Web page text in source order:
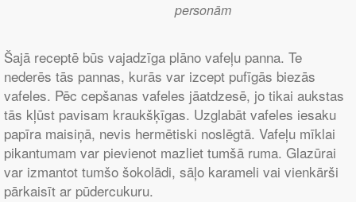
personām
Šajā receptē būs vajadzīga plāno vafeļu panna. Te
nederēs tās pannas, kurās var izcept pufīgās biezās
vafeles. Pēc cepšanas vafeles jāatdzesē, jo tikai aukstas
tās kļūst pavisam kraukšķīgas. Uzglabāt vafeles iesaku
papīra maisiņā, nevis hermētiski noslēgtā. Vafeļu mīklai
pikantumam var pievienot mazliet tumšā ruma. Glazūrai
var izmantot tumšo šokolādi, sāļo karameli vai vienkārši
pārkaisīt ar pūdercukuru.